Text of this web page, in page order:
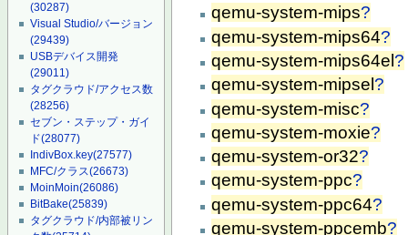
(30287)
Visual Studio/バージョン
(29439)
USBデバイス開発
(29011)
タグクラウド/アクセス数
(28256)
セブン・ステップ・ガイ
ド(28077)
IndivBox.key(27577)
MFC/クラス(26673)
MoinMoin(26086)
BitBake(25839)
タグクラウド/内部被リン
qemu-system-mips?
qemu-system-mips64?
qemu-system-mips64el ?
qemu-system-mipsel ?
qemu-system-misc?
qemu-system-moxie?
qemu-system-or32?
qemu-system-ppc?
qemu-system-ppc64?
qemu-system-ppcemb?